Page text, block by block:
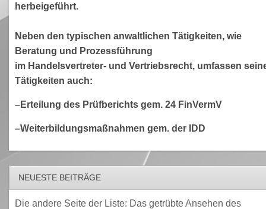
herbeigeführt.
Neben den typischen anwaltlichen Tätigkeiten, wie
Beratung und Prozessführung
im Handelsvertreter- und Vertriebsrecht, umfassen
Tätigkeiten auch:
–Erteilung des Prüfberichts gem. 24 FinVermV
–Weiterbildungsmaßnahmen gem. der IDD
NEUESTE BEITRÄGE
Die andere Seite der Liste: Das getrübte Ansehen des